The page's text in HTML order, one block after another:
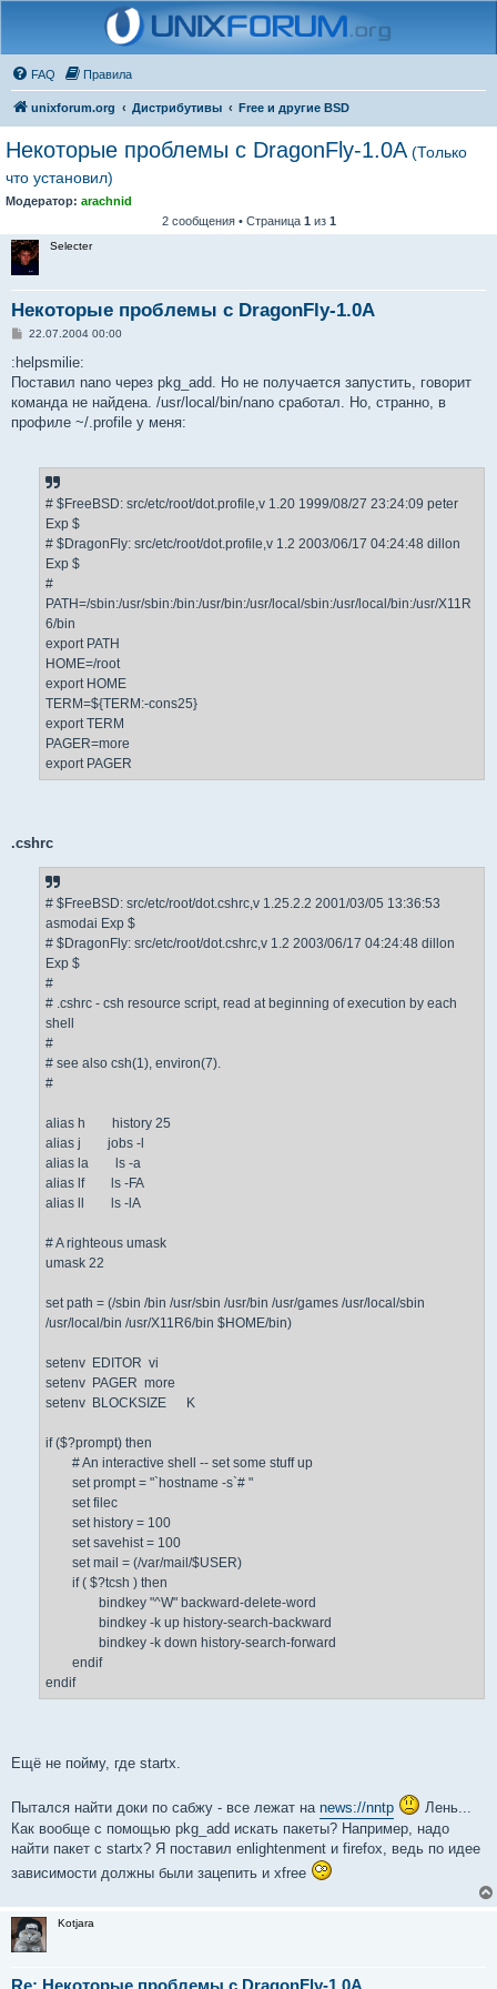
FAQ Правила
unixforum.org Дистрибутивы Free и другие BSD
Некоторые проблемы с DragonFly-1.0A (Только
что установил)
Модератор: arachnid
2 сообщения • Страница 1 из 1
Selecter
Некоторые проблемы с DragonFly-1.0A
С
о
щ
е
и
22.07.2004 00:00
:helpsmilie:
Поставил nano через pkg_add. Но не получается запустить, говорит
команда не найдена. /usr/local/bin/nano сработал. Но, странно, в
профиле ~/.profile у меня:
# $FreeBSD: src/etc/root/dot.profile,v 1.20 1999/08/27 23:24:09 peter
Exp $
# $DragonFly: src/etc/root/dot.profile,v 1.2 2003/06/17 04:24:48 dillon
Exp $
#
PATH=/sbin:/usr/sbin:/bin:/usr/bin:/usr/local/sbin:/usr/local/bin:/usr/X11R
6/bin
export PATH
HOME=/root
export HOME
TERM=${TERM:-cons25}
export TERM
PAGER=more
export PAGER
.cshrc
# $FreeBSD: src/etc/root/dot.cshrc,v 1.25.2.2 2001/03/05 13:36:53
asmodai Exp $
# $DragonFly: src/etc/root/dot.cshrc,v 1.2 2003/06/17 04:24:48 dillon
Exp $
#
# .cshrc - csh resource script, read at beginning of execution by each
shell
#
# see also csh(1), environ(7).
#
alias h history 25
alias j jobs -l
alias la ls -a
alias lf ls -FA
alias ll ls -lA
# A righteous umask
umask 22
set path = (/sbin /bin /usr/sbin /usr/bin /usr/games /usr/local/sbin
/usr/local/bin /usr/X11R6/bin $HOME/bin)
setenv EDITOR vi
setenv PAGER more
setenv BLOCKSIZE K
if ($?prompt) then
# An interactive shell -- set some stuff up
set prompt = "`hostname -s`# "
set filec
set history = 100
set savehist = 100
set mail = (/var/mail/$USER)
if ( $?tcsh ) then
bindkey "^W" backward-delete-word
bindkey -k up history-search-backward
bindkey -k down history-search-forward
endif
endif
Ещё не пойму, где startx.
Пытался найти доки по сабжу - все лежат на news://nntp
Лень...
Как вообще с помощью pkg_add искать пакеты? Например, надо
найти пакет с startx? Я поставил enlightenment и firefox, ведь по идее
зависимости должны были зацепить и xfree
Kotjara
Re: Некоторые проблемы с DragonFly-1.0A